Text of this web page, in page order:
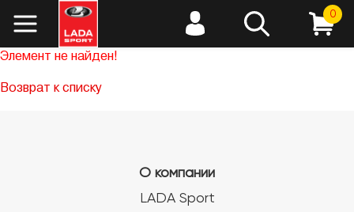
0
Элемент не найден!
Возврат к списку
О компании
LADA Sport